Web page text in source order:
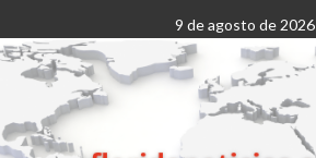
al
contenido
9 de agosto de 2026